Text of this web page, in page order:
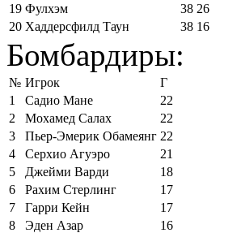
19 Фулхэм 38 26
20 Хаддерсфилд Таун 38 16
Бомбардиры:
№ Игрок
Г
1
Садио Мане
22
2
Мохамед Салах
22
3
Пьер-Эмерик Обамеянг 22
4
Серхио Агуэро
21
5
Джейми Варди
18
6
Рахим Стерлинг
17
7
Гарри Кейн
17
8
Эден Азар
16